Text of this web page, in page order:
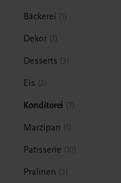
Bäckerei 1
Dekor 1
Desserts 3
Eis 3
Konditorei 7
Marzipan 1
Patisserie 10
Pralinen 3